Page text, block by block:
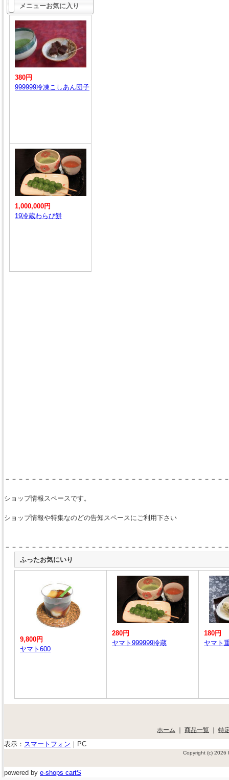
メニューお気に入り
380円
999999冷凍こしあん団子
1,000,000円
19冷蔵わらび餅
－－－－－－－－－－－－－－－－－－－－－－－－－－－－－－－－－
ショップ情報スペースです。
ショップ情報や特集なのどの告知スペースにご利用下さい
－－－－－－－－－－－－－－－－－－－－－－－－－－－－－－－－－
ふったお気にいり
9,800円
ヤマト600
280円
ヤマト999999冷蔵
180円
ヤマト
ホーム ｜ 商品一覧 ｜ 特
表示： スマートフォン ｜ PC
Copyright (c) 2026
powered by e-shops cartS